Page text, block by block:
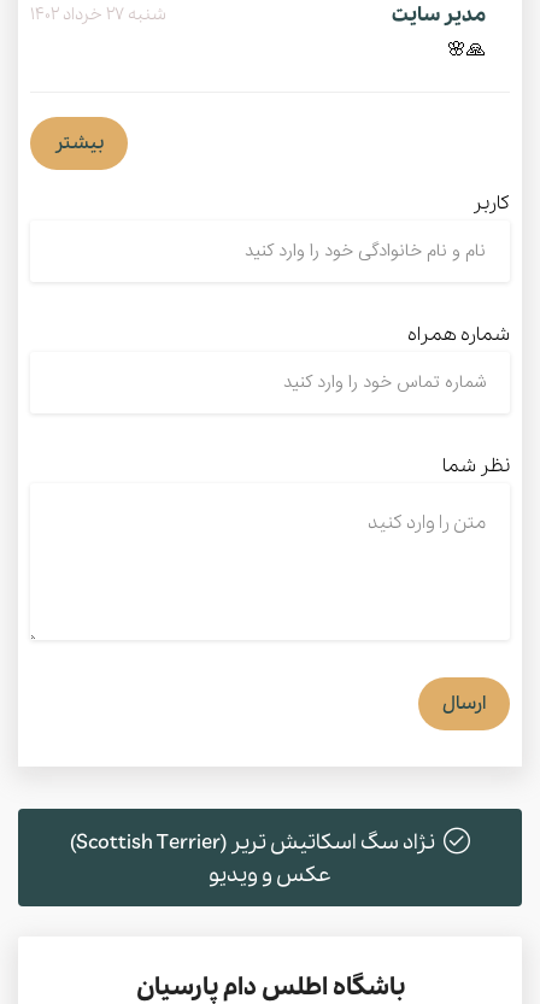
مدیر سایت شنبه 27 خرداد 1402
🙏🌸
بیشتر
کاربر
شماره همراه
نظر شما
ارسال
نژاد سگ اسکاتیش تریر (Scottish Terrier)
عکس و ویدیو
باشگاه اطلس دام پارسیان